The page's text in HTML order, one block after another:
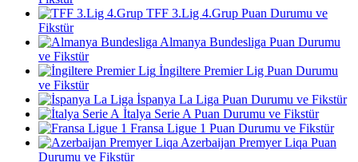
TFF 3.Lig 4.Grup Puan Durumu ve
Fikstür
Almanya Bundesliga Puan Durumu
ve Fikstür
İngiltere Premier Lig Puan Durumu
ve Fikstür
İspanya La Liga Puan Durumu ve Fikstür
İtalya Serie A Puan Durumu ve Fikstür
Fransa Ligue 1 Puan Durumu ve Fikstür
Azerbaijan Premyer Liqa Puan
Durumu ve Fikstür